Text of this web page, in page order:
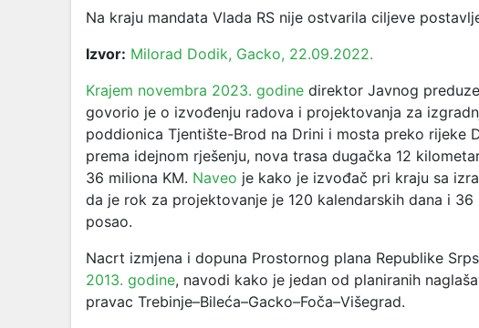
Na kraju mandata Vlada RS nije ostvarila ciljeve
Izvor: Milorad Dodik, Gacko, 22.09.2022.
Krajem novembra 2023. godine direktor Јavnog
govorio je o izvođenju radova i projektovanja za
poddionica Tjentište-Brod na Drini i mosta preko rijeke
prema idejnom rješenju, nova trasa dugačka 12
36 miliona KM. Naveo je kako je izvođač pri kraju sa
da je rok za projektovanje je 120 kalendarskih dana i
posao.
Nacrt izmjena i dopuna Prostornog plana Republike
2013. godine, navodi kako je jedan od planiranih
pravac Trebinje–Bileća–Gacko–Foča–Višegrad.